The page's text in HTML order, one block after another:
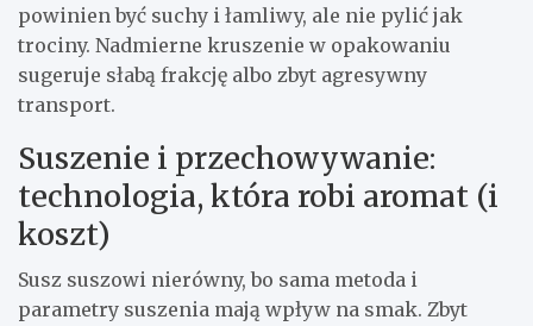
powinien być suchy i łamliwy, ale nie pylić jak
trociny. Nadmierne kruszenie w opakowaniu
sugeruje słabą frakcję albo zbyt agresywny
transport.
Suszenie i przechowywanie:
technologia, która robi aromat (i
koszt)
Susz suszowi nierówny, bo sama metoda i
parametry suszenia mają wpływ na smak. Zbyt